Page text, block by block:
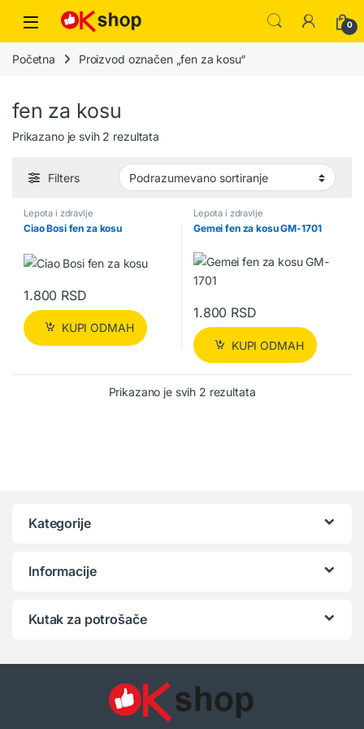
0
Početna Proizvod označen „fen za kosu“
fen za kosu
Prikazano je svih 2 rezultata
Filters
Lepota i zdravlje
Ciao Bosi fen za kosu
1.800 RSD
KUPI ODMAH
Lepota i zdravlje
Gemei fen za kosu GM-1701
1.800 RSD
KUPI ODMAH
Prikazano je svih 2 rezultata
Kategorije
Informacije
Kutak za potrošače